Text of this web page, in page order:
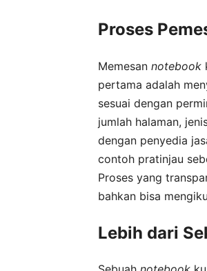
Proses
Memesan notebook
pertama adalah
sesuai dengan
jumlah halaman,
dengan penyedia
contoh pratinjau
Proses yang
bahkan bisa
Lebih dari